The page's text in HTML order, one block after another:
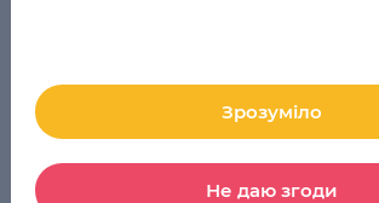
Коментар
Зрозуміло
Не даю згоди